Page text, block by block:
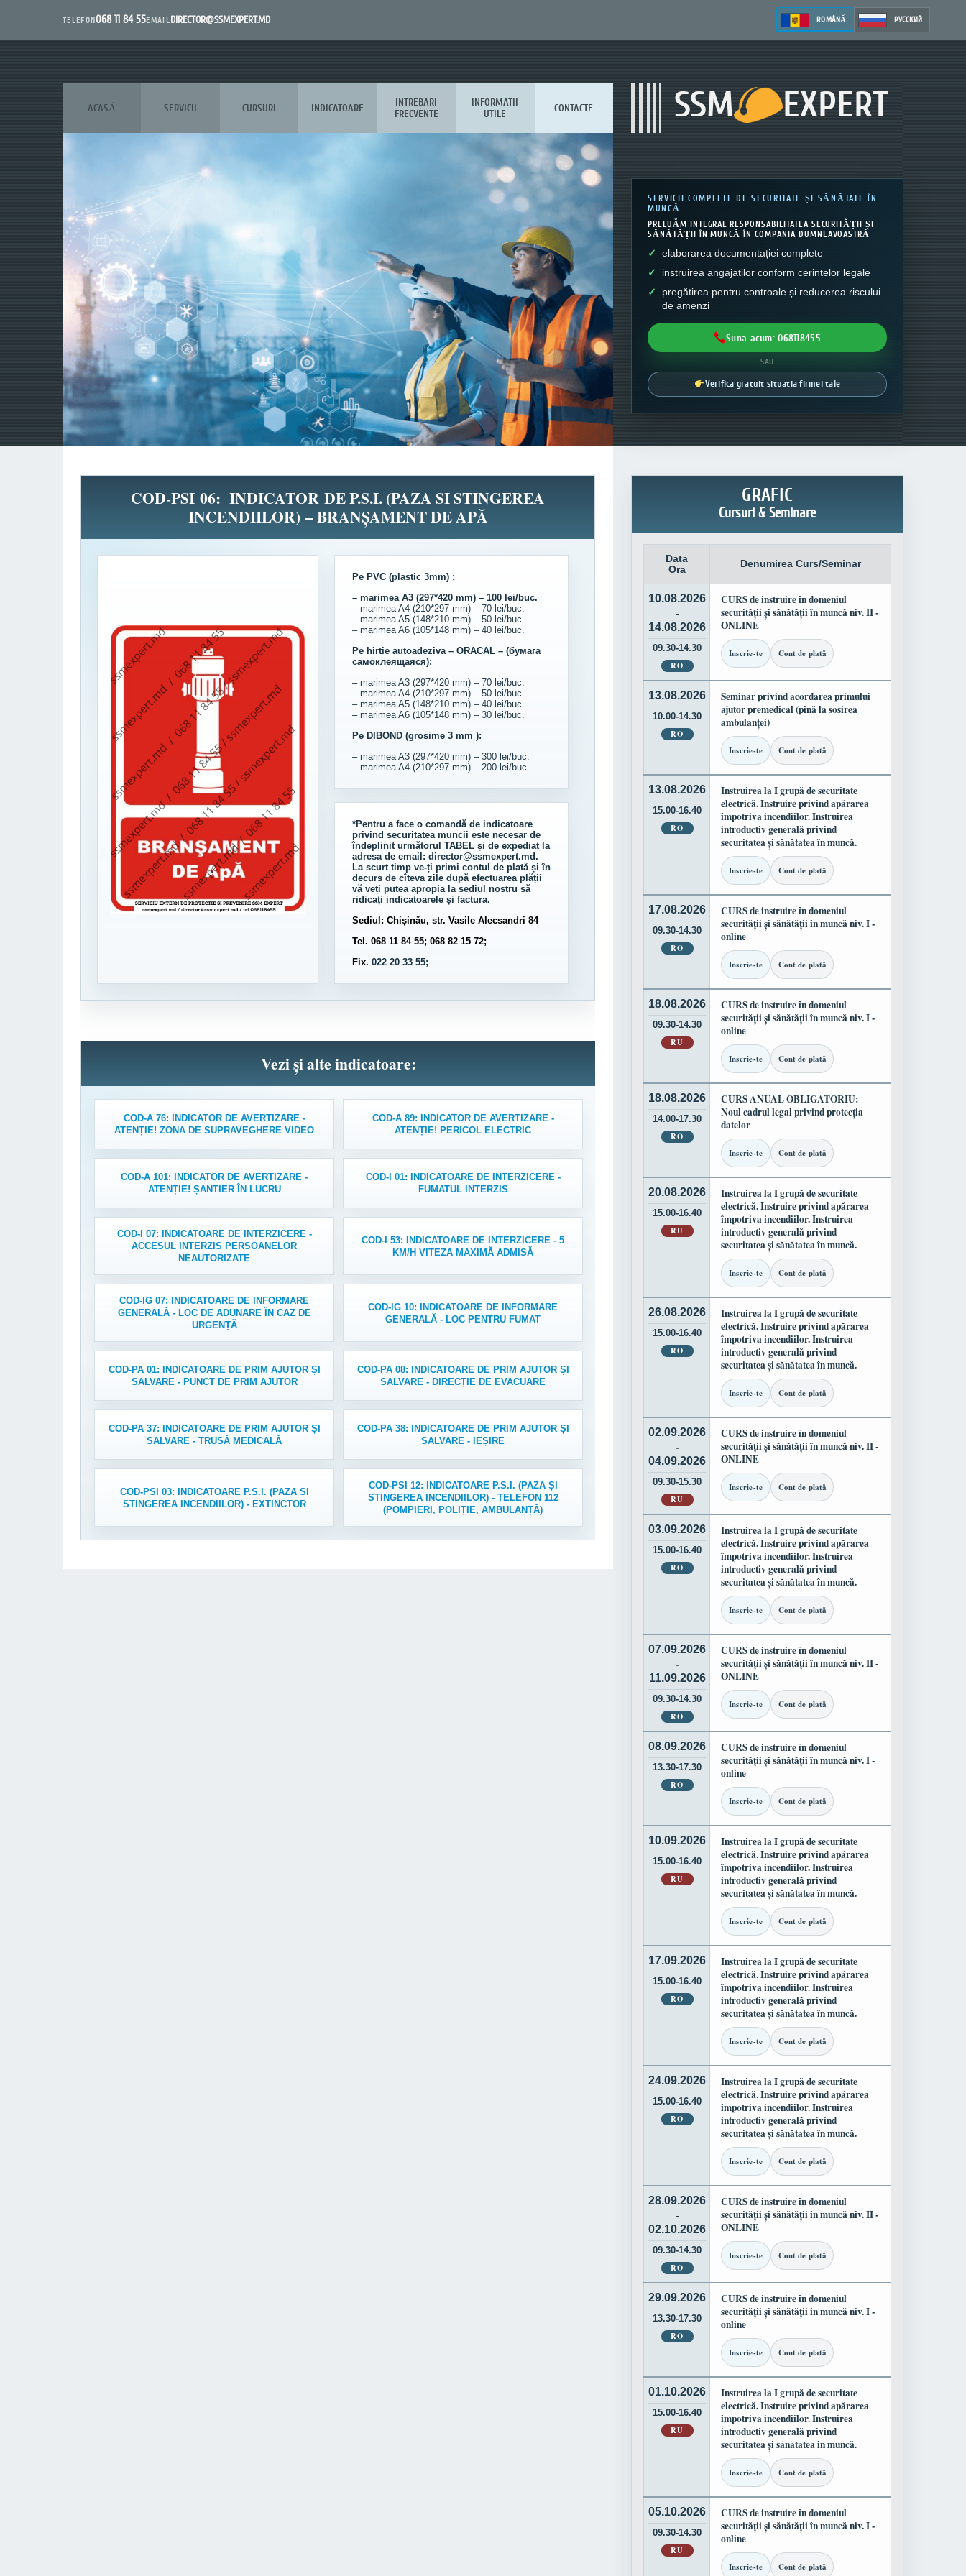
TELEFON068 11 84 55EMAILDIRECTOR@SSMEXPERT.MD ROMÂNĂ РУССКИЙ
SSM EXPERT
ACASĂ SERVICII CURSURI INDICATOARE
INTREBARI
FRECVENTE
INFORMATII
UTILE
CONTACTE
SERVICII COMPLETE DE SECURITATE ȘI SĂNĂTATE ÎN
MUNCĂ
PRELUĂM INTEGRAL RESPONSABILITATEA SECURITĂȚII ȘI
SĂNĂTĂȚII ÎN MUNCĂ ÎN COMPANIA DUMNEAVOASTRĂ
elaborarea documentației complete
instruirea angajaților conform cerințelor legale
pregătirea pentru controale și reducerea riscului
de amenzi
Suna acum: 068118455
SAU
Verifica gratuit situatia firmei tale
COD-PSI 06: INDICATOR DE P.S.I. (PAZA SI STINGEREA
INCENDIILOR) – BRANȘAMENT DE APĂ
Pe PVC (plastic 3mm) :
– marimea A3 (297*420 mm) – 100 lei/buc.
– marimea A4 (210*297 mm) – 70 lei/buc.
– marimea A5 (148*210 mm) – 50 lei/buc.
– marimea A6 (105*148 mm) – 40 lei/buc.
Pe hirtie autoadeziva – ORACAL – (бумага
самоклеящаяся):
– marimea A3 (297*420 mm) – 70 lei/buc.
– marimea A4 (210*297 mm) – 50 lei/buc.
– marimea A5 (148*210 mm) – 40 lei/buc.
– marimea A6 (105*148 mm) – 30 lei/buc.
Pe DIBOND (grosime 3 mm ):
– marimea A3 (297*420 mm) – 300 lei/buc.
– marimea A4 (210*297 mm) – 200 lei/buc.
*Pentru a face o comandă de indicatoare
privind securitatea muncii este necesar de
îndeplinit următorul TABELși de expediat la
adresa de email: director@ssmexpert.md.
La scurt timp ve-ți primi contul de plată și în
decurs de cîteva zile după efectuarea plății
vă veți putea apropia la sediul nostru să
ridicați indicatoarele și factura.
Sediul: Chișinău, str. Vasile Alecsandri 84
Tel. 068 11 84 55; 068 82 15 72;
Fix. 022 20 33 55;
Vezi și alte indicatoare:
COD-A 76: INDICATOR DE AVERTIZARE -
ATENȚIE! ZONA DE SUPRAVEGHERE VIDEO
COD-A 89: INDICATOR DE AVERTIZARE -
ATENȚIE! PERICOL ELECTRIC
COD-A 101: INDICATOR DE AVERTIZARE -
ATENȚIE! ȘANTIER ÎN LUCRU
COD-I 01: INDICATOARE DE INTERZICERE -
FUMATUL INTERZIS
COD-I 07: INDICATOARE DE INTERZICERE -
ACCESUL INTERZIS PERSOANELOR
NEAUTORIZATE
COD-I 53: INDICATOARE DE INTERZICERE - 5
KM/H VITEZA MAXIMĂ ADMISĂ
COD-IG 07: INDICATOARE DE INFORMARE
GENERALĂ - LOC DE ADUNARE ÎN CAZ DE
URGENȚĂ
COD-IG 10: INDICATOARE DE INFORMARE
GENERALĂ - LOC PENTRU FUMAT
COD-PA 01: INDICATOARE DE PRIM AJUTOR ȘI
SALVARE - PUNCT DE PRIM AJUTOR
COD-PA 08: INDICATOARE DE PRIM AJUTOR ȘI
SALVARE - DIRECȚIE DE EVACUARE
COD-PA 37: INDICATOARE DE PRIM AJUTOR ȘI
SALVARE - TRUSĂ MEDICALĂ
COD-PA 38: INDICATOARE DE PRIM AJUTOR ȘI
SALVARE - IEȘIRE
COD-PSI 03: INDICATOARE P.S.I. (PAZA ȘI
STINGEREA INCENDIILOR) - EXTINCTOR
COD-PSI 12: INDICATOARE P.S.I. (PAZA ȘI
STINGEREA INCENDIILOR) - TELEFON 112
(POMPIERI, POLIȚIE, AMBULANȚĂ)
GRAFIC
Cursuri & Seminare
Data
Ora
Denumirea Curs/Seminar
10.08.2026
-
14.08.2026
09.30-14.30
RO
CURS de instruire în domeniul
securității și sănătății în muncă niv. II -
ONLINE
Inscrie-te Cont de plată
13.08.2026
10.00-14.30
RO
Seminar privind acordarea primului
ajutor premedical (pînă la sosirea
ambulanței)
Inscrie-te Cont de plată
13.08.2026
15.00-16.40
RO
Instruirea la I grupă de securitate
electrică. Instruire privind apărarea
împotriva incendiilor. Instruirea
introductiv generală privind
securitatea și sănătatea în muncă.
Inscrie-te Cont de plată
17.08.2026
09.30-14.30
RO
CURS de instruire în domeniul
securității și sănătății în muncă niv. I -
online
Inscrie-te Cont de plată
18.08.2026
09.30-14.30
RU
CURS de instruire în domeniul
securității și sănătății în muncă niv. I -
online
Inscrie-te Cont de plată
18.08.2026
14.00-17.30
RO
CURS ANUAL OBLIGATORIU:
Noul cadrul legal privind protecția
datelor
Inscrie-te Cont de plată
20.08.2026
15.00-16.40
RU
Instruirea la I grupă de securitate
electrică. Instruire privind apărarea
împotriva incendiilor. Instruirea
introductiv generală privind
securitatea și sănătatea în muncă.
Inscrie-te Cont de plată
26.08.2026
15.00-16.40
RO
Instruirea la I grupă de securitate
electrică. Instruire privind apărarea
împotriva incendiilor. Instruirea
introductiv generală privind
securitatea și sănătatea în muncă.
Inscrie-te Cont de plată
02.09.2026
-
04.09.2026
09.30-15.30
RU
CURS de instruire în domeniul
securității și sănătății în muncă niv. II -
ONLINE
Inscrie-te Cont de plată
03.09.2026
15.00-16.40
RO
Instruirea la I grupă de securitate
electrică. Instruire privind apărarea
împotriva incendiilor. Instruirea
introductiv generală privind
securitatea și sănătatea în muncă.
Inscrie-te Cont de plată
07.09.2026
-
11.09.2026
09.30-14.30
RO
CURS de instruire în domeniul
securității și sănătății în muncă niv. II -
ONLINE
Inscrie-te Cont de plată
08.09.2026
13.30-17.30
RO
CURS de instruire în domeniul
securității și sănătății în muncă niv. I -
online
Inscrie-te Cont de plată
10.09.2026
15.00-16.40
RU
Instruirea la I grupă de securitate
electrică. Instruire privind apărarea
împotriva incendiilor. Instruirea
introductiv generală privind
securitatea și sănătatea în muncă.
Inscrie-te Cont de plată
17.09.2026
15.00-16.40
RO
Instruirea la I grupă de securitate
electrică. Instruire privind apărarea
împotriva incendiilor. Instruirea
introductiv generală privind
securitatea și sănătatea în muncă.
Inscrie-te Cont de plată
24.09.2026
15.00-16.40
RO
Instruirea la I grupă de securitate
electrică. Instruire privind apărarea
împotriva incendiilor. Instruirea
introductiv generală privind
securitatea și sănătatea în muncă.
Inscrie-te Cont de plată
28.09.2026
-
02.10.2026
09.30-14.30
RO
CURS de instruire în domeniul
securității și sănătății în muncă niv. II -
ONLINE
Inscrie-te Cont de plată
29.09.2026
13.30-17.30
RO
CURS de instruire în domeniul
securității și sănătății în muncă niv. I -
online
Inscrie-te Cont de plată
01.10.2026
15.00-16.40
RU
Instruirea la I grupă de securitate
electrică. Instruire privind apărarea
împotriva incendiilor. Instruirea
introductiv generală privind
securitatea și sănătatea în muncă.
Inscrie-te Cont de plată
05.10.2026
09.30-14.30
RU
CURS de instruire în domeniul
securității și sănătății în muncă niv. I -
online
Inscrie-te Cont de plată